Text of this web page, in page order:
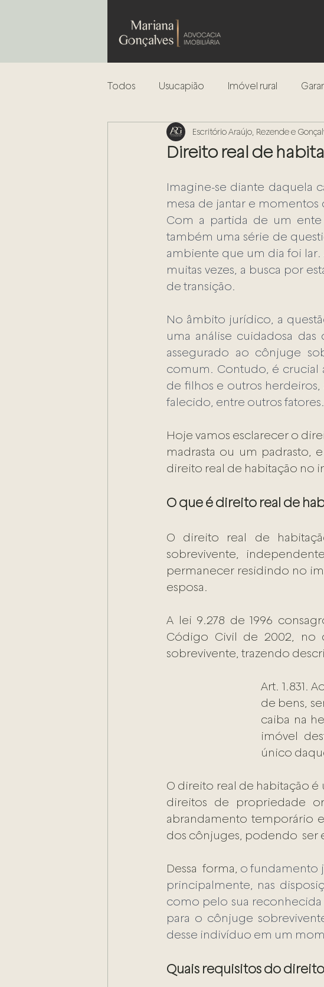
Todos Usucapião Imóvel rural
Análise de risco Inventário
Incorporação Imobiliária Compra e
Regularização de Imóveis
Direito real de
Escritório Araújo, Rezende e
Imagine-se diante daquela
mesa de jantar e momentos
Com a partida de um
também uma série de
ambiente que um dia foi lar.
muitas vezes, a busca por
de transição.
No âmbito jurídico, a
uma análise cuidadosa das
assegurado ao cônjuge
comum. Contudo, é crucial
de filhos e outros
falecido, entre outros fatores.
Hoje vamos esclarecer o
madrasta ou um padrasto,
direito real de habitação no
O que é direito real de
O direito real de
sobrevivente,
permanecer residindo no
esposa.
A lei 9.278 de 1996
Código Civil de 2002, no
sobrevivente, trazendo
Art. 1.831.
de bens,
caiba na
imóvel
único
O direito real de habitação
direitos de propriedade
abrandamento temporário
dos cônjuges, podendo  ser
Dessa  forma, o fundamento
principalmente, nas
como pelo sua
para o cônjuge
desse indivíduo em um
Quais requisitos do